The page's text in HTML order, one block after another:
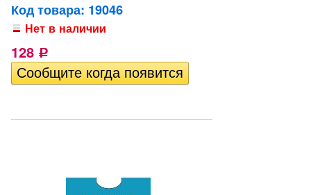
Код товара: 19046
Нет в наличии
128 Р